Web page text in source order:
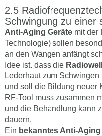
Schwingung zu einer
Anti-Aging Geräte mit der
Technologie) sollen
an den Wangen anfängt
Idee ist, dass die
Lederhaut zum
und soll die Bildung neuer
RF-Tool muss zusammen
und die Behandlung kann
dauern.
Ein bekanntes Anti-